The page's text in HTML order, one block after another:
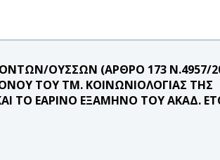
ΟΥΣΣΩΝ (ΑΡΘΡΟ 173 Ν.4957/
ΤΟΥ ΤΜ. ΚΟΙΝΩΝΙΟΛΟΓΙΑΣ ΤΗΣ
ΤΟ ΕΑΡΙΝΟ ΕΞΑΜΗΝΟ ΤΟΥ ΑΚΑΔ.